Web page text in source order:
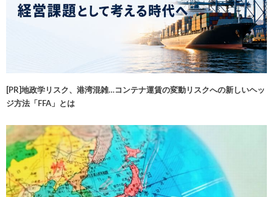
[PR]地政学リスク、港湾混雑…コンテナ運賃の変動リスクへの新しいヘッ
ジ方法「FFA」とは